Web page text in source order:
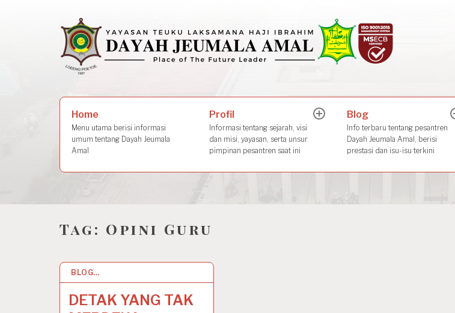
Home
Menu utama berisi informasi
umum tentang Dayah Jeumala
Amal
Profil
Informasi tentang sejarah, visi
dan misi, yayasan, serta unsur
pimpinan pesantren saat ini
expandBlog
Info terbaru tentang pesantren
Dayah Jeumala Amal, berisi
prestasi dan isu-isu terkini
Tag: Opini Guru
BLOG…
DETAK YANG TAK
15 MAR 2025